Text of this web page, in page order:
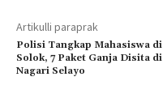
Artikulli paraprak
Polisi Tangkap Mahasiswa di
Solok, 7 Paket Ganja Disita di
Nagari Selayo